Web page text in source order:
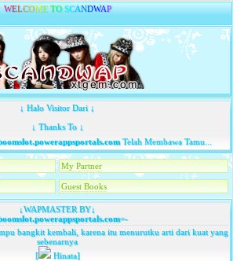
WELCOME TO SCANDWAP
↓ Halo Visitor Dari ↓
↓ Thanks To ↓
Telah Membawa Tamu...
My Partner
Guest Books
↓WAPMASTER BY↓
=-
bangkit kembali, karena itu menurutku arti dari kuat yang
sebenarnya
[
Hinata]